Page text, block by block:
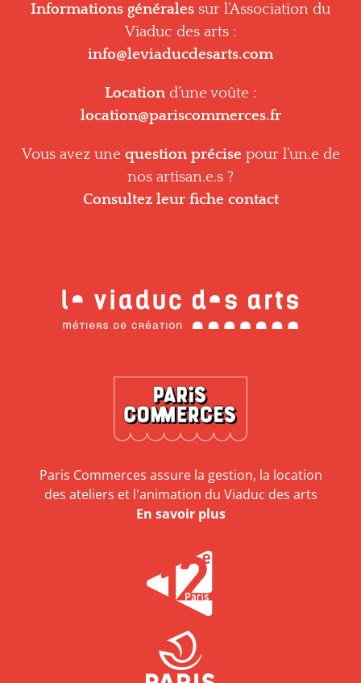
Informations générales sur l’Association du
Viaduc des arts :
info@leviaducdesarts.com
Location d’une voûte :
location@pariscommerces.fr
Vous avez une question précise pour l’un.e de
nos artisan.e.s ?
Consultez leur fiche contact
Paris Commerces assure la gestion, la location
des ateliers et l'animation du Viaduc des arts
En savoir plus